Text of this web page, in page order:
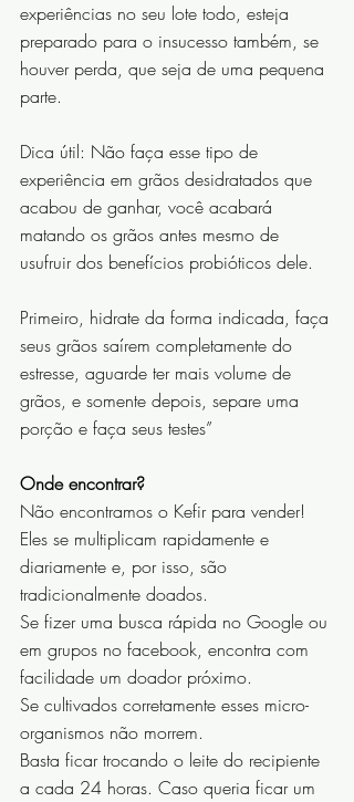
experiências no seu lote todo, esteja
preparado para o insucesso também, se
houver perda, que seja de uma pequena
parte.
Dica útil: Não faça esse tipo de
experiência em grãos desidratados que
acabou de ganhar, você acabará
matando os grãos antes mesmo de
usufruir dos benefícios probióticos dele.
Primeiro, hidrate da forma indicada, faça
seus grãos saírem completamente do
estresse, aguarde ter mais volume de
grãos, e somente depois, separe uma
porção e faça seus testes”
Onde encontrar?
Não encontramos o Kefir para vender!
Eles se multiplicam rapidamente e
diariamente e, por isso, são
tradicionalmente doados.
Se fizer uma busca rápida no Google ou
em grupos no facebook, encontra com
facilidade um doador próximo.
Se cultivados corretamente esses micro-
organismos não morrem.
Basta ficar trocando o leite do recipiente
a cada 24 horas. Caso queria ficar um